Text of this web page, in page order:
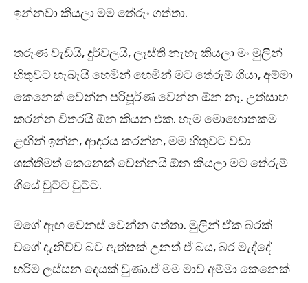
ඉන්නවා කියලා මම තේරුං ගත්තා.
තරුණ වැඩියි, දුර්වලයි, ලෑස්ති නැහැ කියලා මං මුලින්
හිතුවට හැබැයි හෙමින් හෙමින් මට තේරුම් ගියා, අම්මා
කෙනෙක් වෙන්න පරිපූර්ණ වෙන්න ඕන නෑ. උත්සාහ
කරන්න විතරයි ඕන කියන එක. හැම මොහොතකම
ළඟින් ඉන්න, ආදරය කරන්න, මම හිතුවට වඩා
ශක්තිමත් කෙනෙක් වෙන්නයි ඕන කියලා මට තේරුම්
ගියේ චුට්ට චුට්ට.
මගේ ඇඟ වෙනස් වෙන්න ගත්තා. මුලින් ඒක බරක්
වගේ දැනිච්ච බව ඇත්තක් උනත් ඒ බය, බර මැද්දේ
හරිම ලස්සන දෙයක් වුණා.ඒ මම මාව අම්මා කෙනෙක්